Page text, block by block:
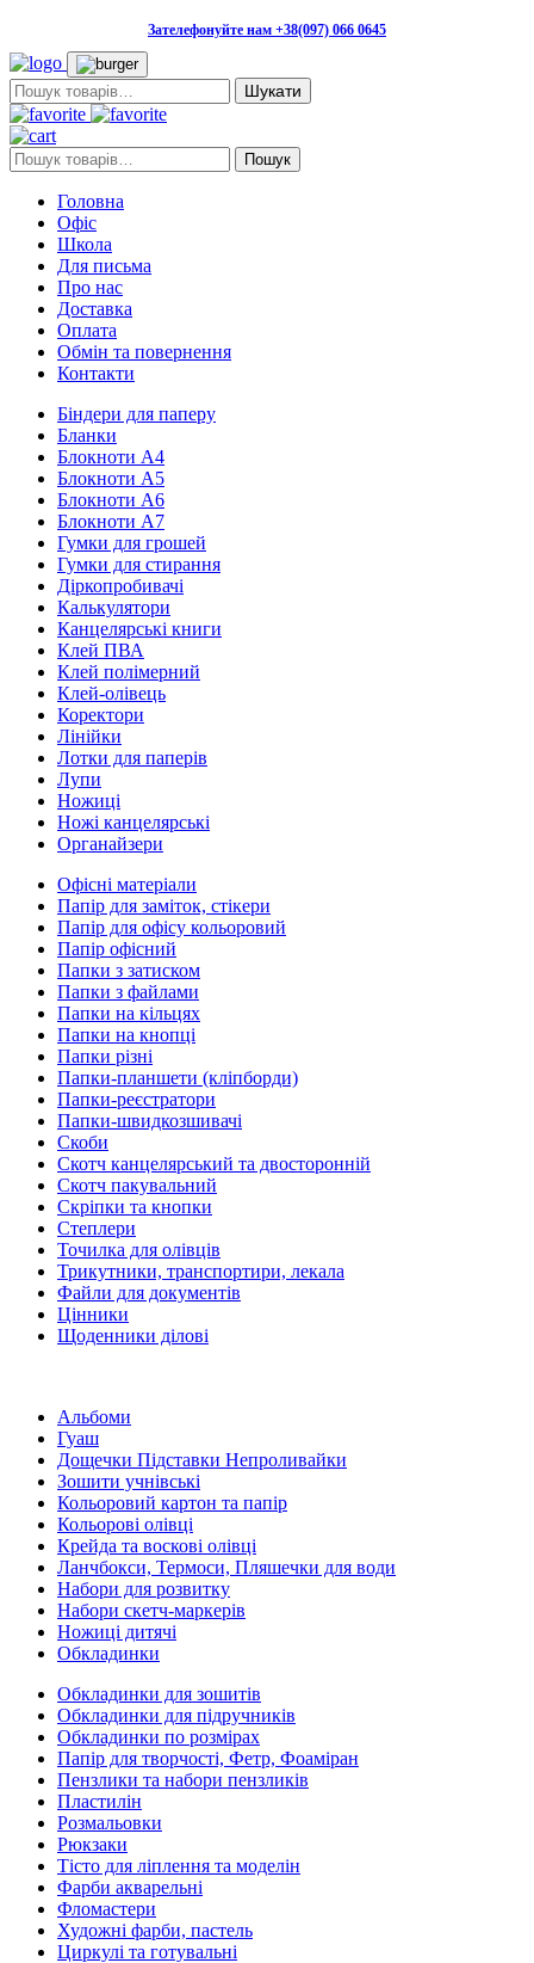
Зателефонуйте нам +38(097) 066 0645
Пошук:
Пошук: Пошук
Головна
Офіс
Школа
Для письма
Про нас
Доставка
Оплата
Обмін та повернення
Контакти
Біндери для паперу
Бланки
Блокноти А4
Блокноти А5
Блокноти А6
Блокноти А7
Гумки для грошей
Гумки для стирання
Діркопробивачі
Калькулятори
Канцелярські книги
Клей ПВА
Клей полімерний
Клей-олівець
Коректори
Лінійки
Лотки для паперів
Лупи
Ножиці
Ножі канцелярські
Органайзери
Офісні матеріали
Папір для заміток, стікери
Папір для офісу кольоровий
Папір офісний
Папки з затиском
Папки з файлами
Папки на кільцях
Папки на кнопці
Папки різні
Папки-планшети (кліпборди)
Папки-реєстратори
Папки-швидкозшивачі
Скоби
Скотч канцелярський та двосторонній
Скотч пакувальний
Скріпки та кнопки
Степлери
Точилка для олівців
Трикутники, транспортири, лекала
Файли для документів
Цінники
Щоденники ділові
Альбоми
Гуаш
Дощечки Підставки Непроливайки
Зошити учнівські
Кольоровий картон та папір
Кольорові олівці
Крейда та воскові олівці
Ланчбокси, Термоси, Пляшечки для води
Набори для розвитку
Набори скетч-маркерів
Ножиці дитячі
Обкладинки
Обкладинки для зошитів
Обкладинки для підручників
Обкладинки по розмірах
Папір для творчості, Фетр, Фоаміран
Пензлики та набори пензликів
Пластилін
Розмальовки
Рюкзаки
Тісто для ліплення та моделін
Фарби акварельні
Фломастери
Художні фарби, пастель
Циркулі та готувальні